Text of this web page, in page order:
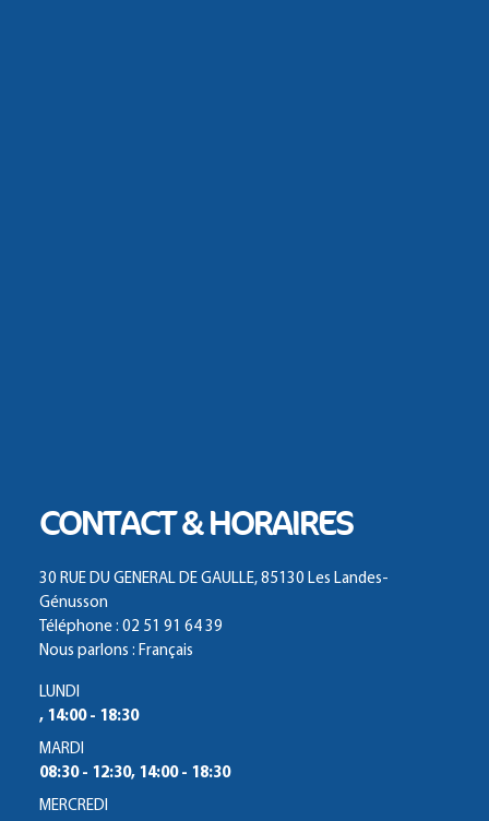
CONTACT & HORAIRES
30 RUE DU GENERAL DE GAULLE, 85130 Les Landes-
Génusson
Téléphone : 02 51 91 64 39
Nous parlons : Français
LUNDI
, 14:00 - 18:30
MARDI
08:30 - 12:30, 14:00 - 18:30
MERCREDI